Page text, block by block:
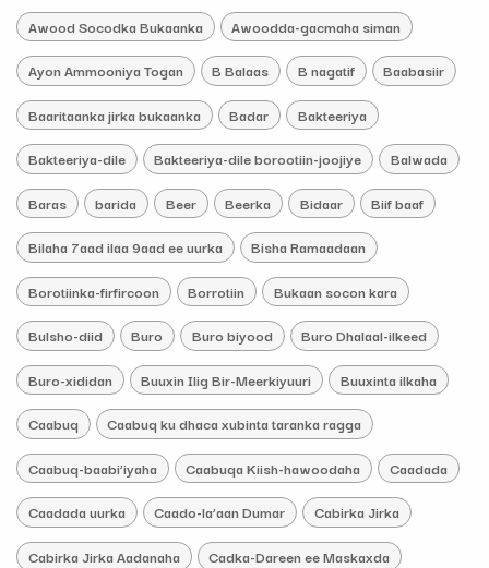
Awood Socodka Bukaanka Awoodda-gacmaha siman
Ayon Ammooniya Togan B Balaas B nagatif Baabasiir
Baaritaanka jirka bukaanka Badar Bakteeriya
Bakteeriya-dile Bakteeriya-dile borootiin-joojiye Balwada
Baras barida Beer Beerka Bidaar Biif baaf
Bilaha 7aad ilaa 9aad ee uurka Bisha Ramaadaan
Borotiinka-firfircoon Borrotiin Bukaan socon kara
Bulsho-diid Buro Buro biyood Buro Dhalaal-ilkeed
Buro-xididan Buuxin Ilig Bir-Meerkiyuuri Buuxinta ilkaha
Caabuq Caabuq ku dhaca xubinta taranka ragga
Caabuq-baabi’iyaha Caabuqa Kiish-hawoodaha Caadada
Caadada uurka Caado-la’aan Dumar Cabirka Jirka
Cabirka Jirka Aadanaha Cadka-Dareen ee Maskaxda